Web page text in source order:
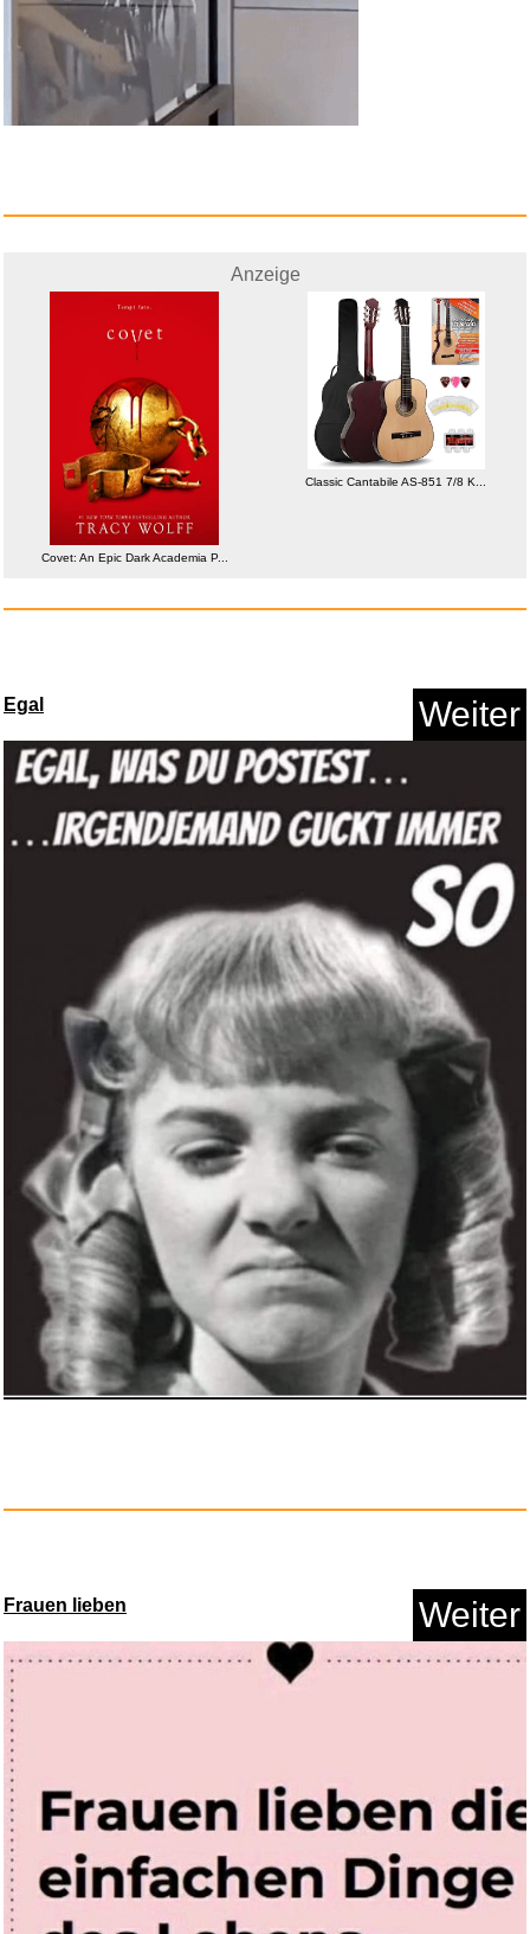
HELDENWERK® Tennissocken
Arrow Video The Invisible Swor...
Anzeige
charlore HDMI Kabel 10m (HDMI
...
Anzeige
Classic Cantabile AS-851 7/8 K... ATiAP Titan-Notfallpfeife - 12...
Egal Weiter
Frauen lieben Weiter